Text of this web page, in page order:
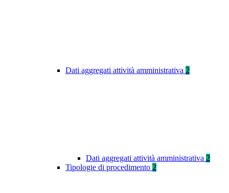
Dati aggregati attività amministrativa 2
Dati aggregati attività amministrativa 2
Tipologie di procedimento 2